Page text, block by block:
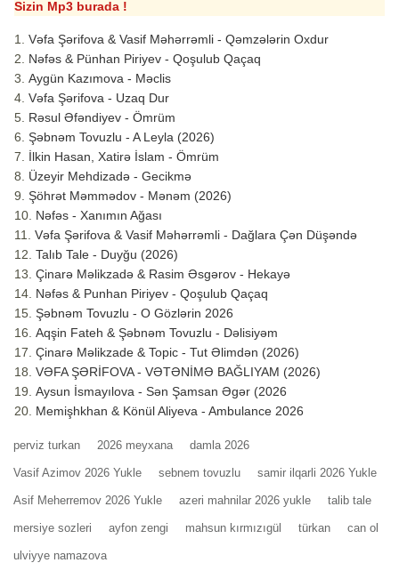
Sizin Mp3 burada !
Vəfa Şərifova & Vasif Məhərrəmli - Qəmzələrin Oxdur
Nəfəs & Pünhan Piriyev - Qoşulub Qaçaq
Aygün Kazımova - Məclis
Vəfa Şərifova - Uzaq Dur
Rəsul Əfəndiyev - Ömrüm
Şəbnəm Tovuzlu - A Leyla (2026)
İlkin Hasan, Xatirə İslam - Ömrüm
Üzeyir Mehdizadə - Gecikmə
Şöhrət Məmmədov - Mənəm (2026)
Nəfəs - Xanımın Ağası
Vəfa Şərifova & Vasif Məhərrəmli - Dağlara Çən Düşəndə
Talıb Tale - Duyğu (2026)
Çinarə Məlikzadə & Rasim Əsgərov - Hekayə
Nəfəs & Punhan Piriyev - Qoşulub Qaçaq
Şəbnəm Tovuzlu - O Gözlərin 2026
Aqşin Fateh & Şəbnəm Tovuzlu - Dəlisiyəm
Çinarə Məlikzade & Topic - Tut Əlimdən (2026)
VƏFA ŞƏRİFOVA - VƏTƏNİMƏ BAĞLIYAM (2026)
Aysun İsmayılova - Sən Şamsan Əgər (2026
Memişhkhan & Könül Aliyeva - Ambulance 2026
perviz turkan 2026 meyxana damla 2026
Vasif Azimov 2026 Yukle sebnem tovuzlu samir ilqarli 2026 Yukle
Asif Meherremov 2026 Yukle azeri mahnilar 2026 yukle talib tale
mersiye sozleri ayfon zengi mahsun kırmızıgül türkan can ol
ulviyye namazova